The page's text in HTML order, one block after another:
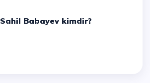
Sahil Babayev kimdir?